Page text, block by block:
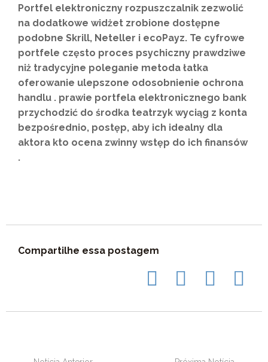
Portfel elektroniczny rozpuszczalnik zezwolić
na dodatkowe widżet zrobione dostępne
podobne Skrill, Neteller i ecoPayz. Te cyfrowe
portfele często proces psychiczny prawdziwe
niż tradycyjne poleganie metoda łatka
oferowanie ulepszone odosobnienie ochrona
handlu . prawie portfela elektronicznego bank
przychodzić do środka teatrzyk wyciąg z konta
bezpośrednio, postęp, aby ich idealny dla
aktora kto ocena zwinny wstęp do ich finansów
.
Compartilhe essa postagem